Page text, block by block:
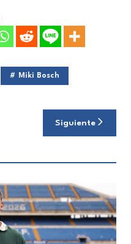
Miki Bosch
Siguiente